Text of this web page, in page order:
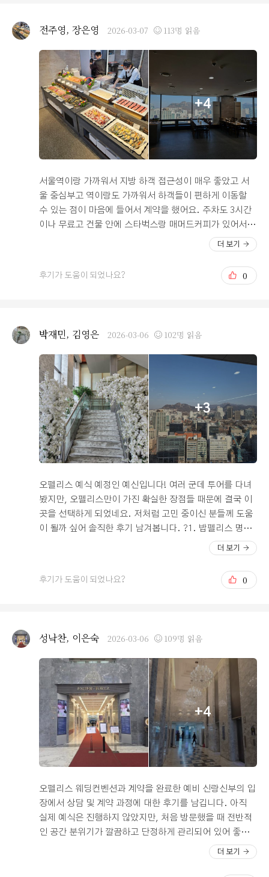
여유롭게 느껴졌고, 사진을 찍기에도 좋은 환경이었어요.
홀 자체도 전체적으로 깔끔하게 관리되어 있었고 밝은 분
위기라서 예식을 보기에도 편안했어요. 위치도 편리한 편
이었어요. 서율역과 가까운 편이라 대중교통으로 방문하기
에도 부담이 없고, 처음 방문하는 분들도 비교적 쉽게 찾아
올 수 있을 것 같았어요. 하객 입장에서는 접근성이 좋은
점이 확실히 장점으로 느껴졌어요. 주차 공간도 넉넉하게
마련되어 있어서 차량을 이용하는 경우에도 크게 걱정하지
않아도 될 것 같았어요. 주차장이 여유 있게 운영되는 느낌
같다는 생각이 들었어요. 신부대기실도 인상적이었어요.
내부 공간이 깔끔하게 준비되어 있었고, 특히 신부대기실
안에 별도의 화장실이 마련되어 있는 점이 세심하게 느껴
졌어요. 신부 입장에서는 이동 없이 편하게 이용할 수 있어
공간 구성과 분위기가 잘 정돈되어 있고, 밝고 깔끔한 인상
이 남는 예식장이었어요. 접근성, 주차, 내부 공간까지 전
반적으로 편안하게 이용할 수 있는 곳이라 예식에 방문하
전주영, 장은영 2026-03-07 113명 읽음
+4
서울역이랑 가까워서 지방 하객 접근성이 매우 좋았고 서
울 중심부고 역이랑도 가까워서 하객들이 편하게 이동할
수 있는 점이 마음에 들어서 계약을 했어요. 주차도 3시간
이나 무료고 건물 안에 스타벅스랑 매머드커피가 있어서
하객들이 식 끝나고 담소 나누기도 좋아보였어요. 엘리베
이터도 8대나 있고 속도가 빨라서 오래 기다리지 않아서 시
간을 절약할 수 있어서 좋았어요~ 주차장도 회사원들이 출
근을 안하고 주말에는 예식하는 사람들만 오기 때문에 복
는 단독홀이라, 하객들이 섞이지 않아서 좋았습니다! 홀 내
부도 최근에 리모델링을 해서 깨끗했고, 신부대기실도 기
존엔 보라색이었다면 핑크색 위주로 바뀐 거 같아서 그 점
이 제일 마음에 들었어요! 버진로드 길이는 긴 편은 아니지
만 단차가 있고 길목도 생화로 꾸며져 있어서 들어가자마
자 생화향이 나서 관리가 잘 되는 거 같아서 좋았어요. 전
체적으로 밝아서 밝은 홀을 찾으시는 분들께 안성맞춤인
홀이에요! 연회장도 고층이다 보니 북악산뷰가 보이고 층
이동없이 한 층에 바로 밥을 먹을 수 있어서 마음에 들었어
특히 회 종류가 신선했고 한식, 중식, 양식 뿐만 아니라 디
저트까지 있어서 먹거리가 아주 다양해서 좋았어요!! 양가
부모님들도 시식 때 맛있다고 하셨어요~ 혼주 한복도 어디
서 해야할지 고민이 많았는데 사장님이 친절하게 피팅 예
약도 잡아주시고, 도와주시는 분들도 두 분이나 계셔서 혼
잡하지 않고 빠르게 피팅해볼 수 있어서 양가 부모님께서
편안하고 좋다고 하셨어요! 그리고 한복 종류도 많아서 무
엇을 해야할지 고민이 많았는데, 골라주시는 안목도 뛰어
더 보기
후기가 도움이 되었나요? 0
박재민, 김영은 2026-03-06 102명 읽음
+3
오펠리스 예식 예정인 예신입니다! 여러 군데 투어를 다녀
봤지만, 오펠리스만이 가진 확실한 장점들 때문에 결국 이
곳을 선택하게 되었네요. 저처럼 고민 중이신 분들께 도움
이 될까 싶어 솔직한 후기 남겨봅니다. ?1. 밥펠리스 명성
그대로의 연회장 음식 가장 기대했던 부분이 식사였는데,
소문대로 정말 만족스러웠어요. 사실 결혼식 뷔페가 다 거
기서 거기라는 편견이 있었는데, 여기는 확실히 손이 가는
메뉴들이 많더라고요. 흔한 메뉴들 사이에 마라샹궈나 과
환한 채광과 분위기 저는 처음부터 어두운 홀보다는 밝고
화사한 홀에서 결혼하고 싶다는 로망이 있었어요. 오펠리
스는 본식홀부터 연회장까지 채광이 정말 예술입니다. 통
창으로 들어오는 자연광 덕분에 분위기가 전체적으로 밝고
따뜻해서 사진도 무조건 잘 나올 것 같아요. 특히 연회장에
서 식사하며 즐길 수 있는 탁 트인 뷰는 하객분들에게도 기
분 좋은 선물이 될 것 같아 대만족입니다. ?3. 편리한 동선
과 친절한 서비스 투어 내내 상담해 주신 직원분들이 너무
친절하셔서 기분 좋게 계약할 수 있었어요. 동선 자체도 하
가 깔끔하게 잘 되어 있다는 인상을 받았습니다. ?인기 있
는 곳은 다 이유가 있더라고요. 밥 맛있고, 홀 예쁘고, 밝은
분위기를 선호하시는 분들이라면 오펠리스 투어는 꼭 한번
해보시길 추천드려요. 이제 큰 산 하나 넘었으니 남은 준비
더 보기
후기가 도움이 되었나요? 0
성낙찬, 이은숙 2026-03-06 109명 읽음
+4
오펠리스 웨딩컨벤션과 계약을 완료한 예비 신랑신부의 입
장에서 상담 및 계약 과정에 대한 후기를 남깁니다. 아직
실제 예식은 진행하지 않았지만, 처음 방문했을 때 전반적
인 공간 분위기가 깔끔하고 단정하게 관리되어 있어 좋은
인상을 받았습니다. 로비부터 홀 입구까지 동선이 비교적
단순하게 구성되어 있어 하객들이 이동하기에도 크게 복잡
더 보기